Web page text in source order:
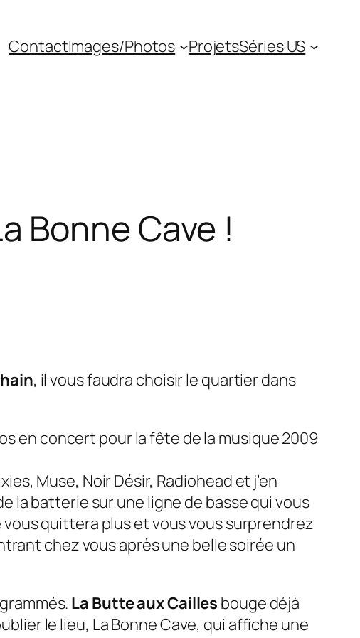
ContactImages/Photos ProjetsSéries US
Bonne Cave !
, il vous faudra choisir le quartier dans
Muse, Noir Désir, Radiohead et j’en
la batterie sur une ligne de basse qui vous
quittera plus et vous vous surprendrez
chez vous après une belle soirée un
La Butte aux Cailles bouge déjà
le lieu, La Bonne Cave, qui affiche une